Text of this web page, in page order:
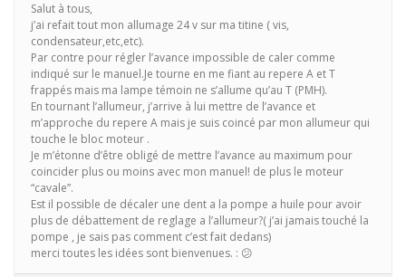
Salut à tous,
j’ai refait tout mon allumage 24 v sur ma titine ( vis,
condensateur,etc,etc).
Par contre pour régler l’avance impossible de caler comme
indiqué sur le manuel.Je tourne en me fiant au repere A et T
frappés mais ma lampe témoin ne s’allume qu’au T (PMH).
En tournant l’allumeur, j’arrive à lui mettre de l’avance et
m’approche du repere A mais je suis coincé par mon allumeur qui
touche le bloc moteur .
Je m’étonne d’être obligé de mettre l’avance au maximum pour
coincider plus ou moins avec mon manuel! de plus le moteur
“cavale”.
Est il possible de décaler une dent a la pompe a huile pour avoir
plus de débattement de reglage a l’allumeur?( j’ai jamais touché la
pompe , je sais pas comment c’est fait dedans)
merci toutes les idées sont bienvenues. : 😕